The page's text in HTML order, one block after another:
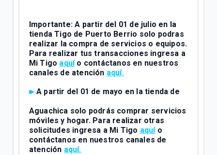
Importante:A partir del 01 de julio en la
tiendaTigo de Puerto Berrio solo podras
realizar la compra de servicios o equipos.
Para realizar tus transacciones ingresa a
Mi Tigo aquío contáctanos en nuestros
canales de atención aquí.
A partir del 01 de mayo en la tienda de
Aguachica solo podrás comprar servicios
móviles y hogar. Para realizar otras
solicitudes ingresa a Mi Tigo aquío
contáctanos en nuestros canales de
atención aquí.